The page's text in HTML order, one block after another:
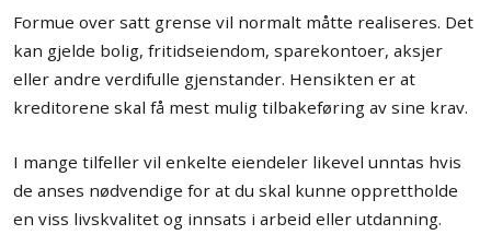
Formue over satt grense vil normalt måtte realiseres. Det
kan gjelde bolig, fritidseiendom, sparekontoer, aksjer
eller andre verdifulle gjenstander. Hensikten er at
kreditorene skal få mest mulig tilbakeføring av sine krav.
I mange tilfeller vil enkelte eiendeler likevel unntas hvis
de anses nødvendige for at du skal kunne opprettholde
en viss livskvalitet og innsats i arbeid eller utdanning.